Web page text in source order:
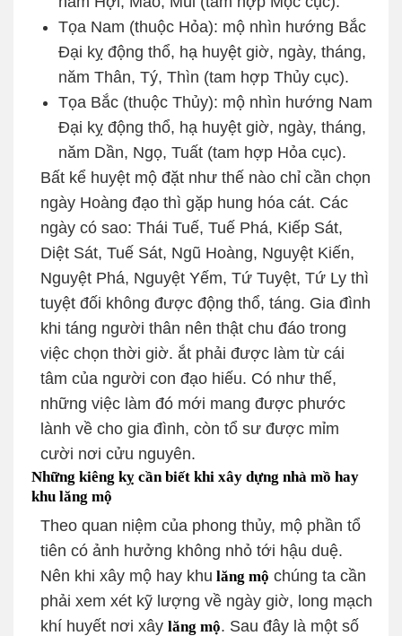
Tọa Nam (thuộc Hỏa): mộ nhìn hướng Bắc
Đại kỵ động thổ, hạ huyệt giờ, ngày, tháng,
năm Thân, Tý, Thìn (tam hợp Thủy cục).
Tọa Bắc (thuộc Thủy): mộ nhìn hướng Nam
Đại kỵ động thổ, hạ huyệt giờ, ngày, tháng,
năm Dần, Ngọ, Tuất (tam hợp Hỏa cục).
Bất kể huyệt mộ đặt như thế nào chỉ cần chọn
ngày Hoàng đạo thì gặp hung hóa cát. Các
ngày có sao: Thái Tuế, Tuế Phá, Kiếp Sát,
Diệt Sát, Tuế Sát, Ngũ Hoàng, Nguyệt Kiến,
Nguyệt Phá, Nguyệt Yếm, Tứ Tuyệt, Tứ Ly thì
tuyệt đối không được động thổ, táng. Gia đình
khi táng người thân nên thật chu đáo trong
việc chọn thời giờ. ắt phải được làm từ cái
tâm của người con đạo hiếu. Có như thế,
những việc làm đó mới mang được phước
lành về cho gia đình, còn tổ sư được mỉm
cười nơi cửu nguyên.
Những kiêng kỵ cần biết khi xây dựng nhà mồ hay
khu lăng mộ
Theo quan niệm của phong thủy, mộ phần tổ
tiên có ảnh hưởng không nhỏ tới hậu duệ.
Nên khi xây mộ hay khu lăng mộ chúng ta cần
phải xem xét kỹ lượng về ngày giờ, long mạch
khí huyết nơi xây lăng mộ. Sau đây là một số